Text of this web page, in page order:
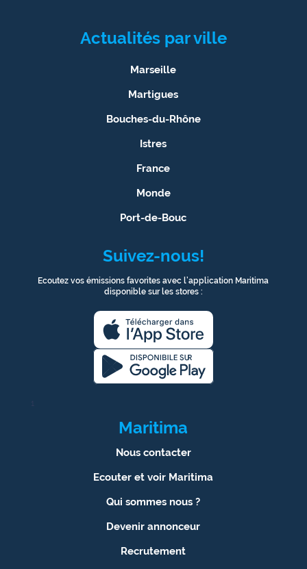
Actualités par ville
Marseille
Martigues
Bouches-du-Rhône
Istres
France
Monde
Port-de-Bouc
Suivez-nous!
Ecoutez vos émissions favorites avec l’application Maritima
disponible sur les stores :
1
Maritima
Nous contacter
Ecouter et voir Maritima
Qui sommes nous ?
Devenir annonceur
Recrutement